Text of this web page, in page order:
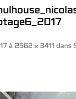
à 2562 × 3411 dans